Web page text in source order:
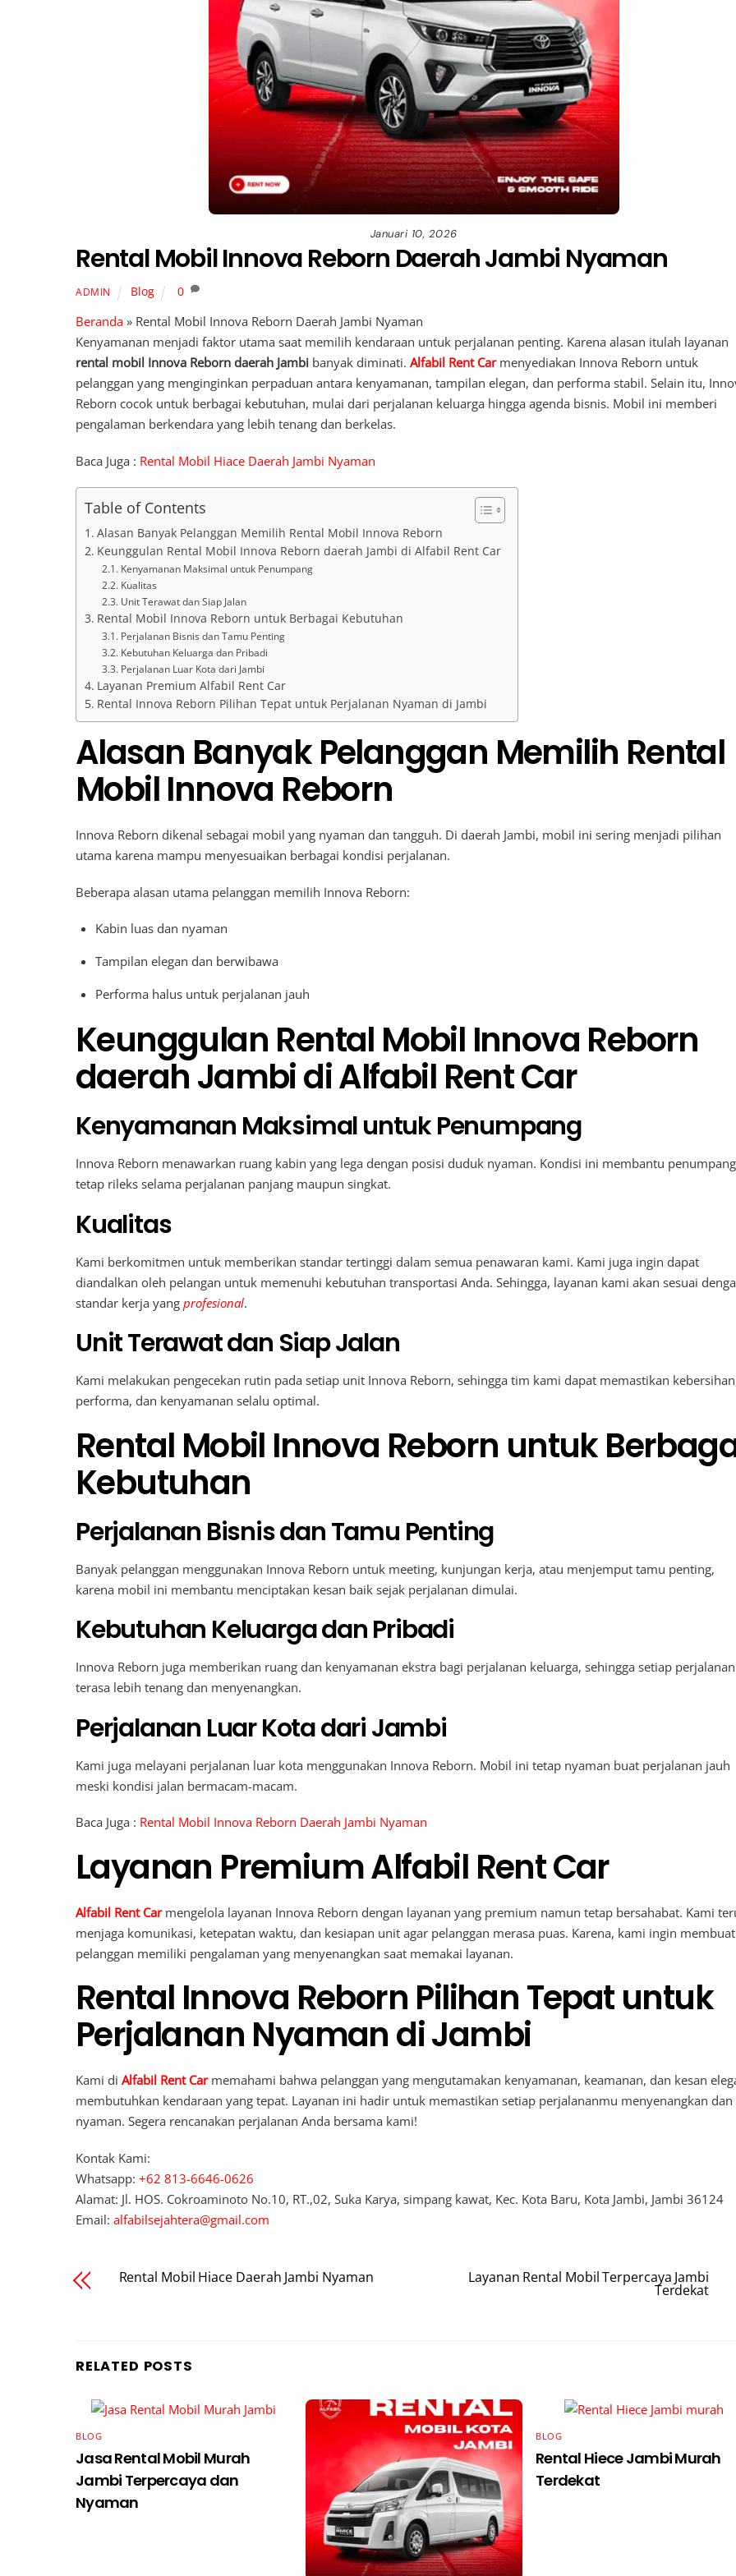
Januari 10, 2026
Rental Mobil Innova Reborn Daerah Jambi Nyaman
ADMIN Blog 0
Beranda » Rental Mobil Innova Reborn Daerah Jambi Nyaman
Kenyamanan menjadi faktor utama saat memilih kendaraan untuk perjalanan penting. Karena alasan itulah layanan
rental mobil Innova Reborn daerah Jambi banyak diminati. Alfabil Rent Carmenyediakan Innova Reborn untuk
pelanggan yang menginginkan perpaduan antara kenyamanan, tampilan elegan, dan performa stabil. Selain itu,
Reborn cocok untuk berbagai kebutuhan, mulai dari perjalanan keluarga hingga agenda bisnis. Mobil ini memberi
pengalaman berkendara yang lebih tenang dan berkelas.
Baca Juga : Rental Mobil Hiace Daerah Jambi Nyaman
Table of Contents
Alasan Banyak Pelanggan Memilih Rental Mobil Innova Reborn
Keunggulan Rental Mobil Innova Reborn daerah Jambi di Alfabil Rent Car
Kenyamanan Maksimal untuk Penumpang
Kualitas
Unit Terawat dan Siap Jalan
Rental Mobil Innova Reborn untuk Berbagai Kebutuhan
Perjalanan Bisnis dan Tamu Penting
Kebutuhan Keluarga dan Pribadi
Perjalanan Luar Kota dari Jambi
Layanan Premium Alfabil Rent Car
Rental Innova Reborn Pilihan Tepat untuk Perjalanan Nyaman di Jambi
Alasan Banyak Pelanggan Memilih Rental
Mobil Innova Reborn
Innova Reborn dikenal sebagai mobil yang nyaman dan tangguh. Di daerah Jambi, mobil ini sering menjadi pilihan
utama karena mampu menyesuaikan berbagai kondisi perjalanan.
Beberapa alasan utama pelanggan memilih Innova Reborn:
Kabin luas dan nyaman
Tampilan elegan dan berwibawa
Performa halus untuk perjalanan jauh
Keunggulan Rental Mobil Innova Reborn
daerah Jambi di Alfabil Rent Car
Kenyamanan Maksimal untuk Penumpang
Innova Reborn menawarkan ruang kabin yang lega dengan posisi duduk nyaman. Kondisi ini membantu penumpang
tetap rileks selama perjalanan panjang maupun singkat.
Kualitas
Kami berkomitmen untuk memberikan standar tertinggi dalam semua penawaran kami. Kami juga ingin dapat
diandalkan oleh pelangan untuk memenuhi kebutuhan transportasi Anda. Sehingga, layanan kami akan sesuai
standar kerja yang profesional.
Unit Terawat dan Siap Jalan
Kami melakukan pengecekan rutin pada setiap unit Innova Reborn, sehingga tim kami dapat memastikan
performa, dan kenyamanan selalu optimal.
Rental Mobil Innova Reborn untuk
Kebutuhan
Perjalanan Bisnis dan Tamu Penting
Banyak pelanggan menggunakan Innova Reborn untuk meeting, kunjungan kerja, atau menjemput tamu penting,
karena mobil ini membantu menciptakan kesan baik sejak perjalanan dimulai.
Kebutuhan Keluarga dan Pribadi
Innova Reborn juga memberikan ruang dan kenyamanan ekstra bagi perjalanan keluarga, sehingga setiap perjalanan
terasa lebih tenang dan menyenangkan.
Perjalanan Luar Kota dari Jambi
Kami juga melayani perjalanan luar kota menggunakan Innova Reborn. Mobil ini tetap nyaman buat perjalanan jauh
meski kondisi jalan bermacam-macam.
Baca Juga : Rental Mobil Innova Reborn Daerah Jambi Nyaman
Layanan Premium Alfabil Rent Car
Alfabil Rent Carmengelola layanan Innova Reborn dengan layanan yang premium namun tetap bersahabat. Kami
menjaga komunikasi, ketepatan waktu, dan kesiapan unit agar pelanggan merasa puas. Karena, kami ingin membuat
pelanggan memiliki pengalaman yang menyenangkan saat memakai layanan.
Rental Innova Reborn Pilihan Tepat untuk
Perjalanan Nyaman di Jambi
Kami di Alfabil Rent Carmemahami bahwa pelanggan yang mengutamakan kenyamanan, keamanan, dan kesan
membutuhkan kendaraan yang tepat. Layanan ini hadir untuk memastikan setiap perjalananmu menyenangkan dan
nyaman. Segera rencanakan perjalanan Anda bersama kami!
Kontak Kami:
Whatsapp: +62 813-6646-0626
Alamat: Jl. HOS. Cokroaminoto No.10, RT.,02, Suka Karya, simpang kawat, Kec. Kota Baru, Kota Jambi, Jambi 36124
Email: alfabilsejahtera@gmail.com
Rental Mobil Hiace Daerah Jambi Nyaman Layanan Rental Mobil Terpercaya Jambi
Terdekat
RELATED POSTS
BLOG
Jasa Rental Mobil Murah
Jambi Terpercaya dan
Nyaman
BLOG
Rental Hiece Jambi Murah
Terdekat